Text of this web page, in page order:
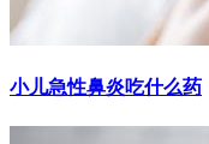
小儿急性鼻炎吃什么药